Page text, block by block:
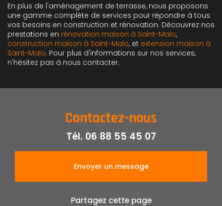
En plus de l'aménagement de terrasse, nous proposons
une gamme complète de services pour répondre à tous
vos besoins en construction et rénovation. Découvrez nos
prestations en rénovation maison à Saint-Malo,
construction maison à Saint-Malo, et extension maison à
Saint-Malo. Pour plus d'informations sur nos services,
n'hésitez pas à nous contacter.
Contactez-nous
Tél. 06 88 55 45 07
Envoyer un message
Partagez cette page